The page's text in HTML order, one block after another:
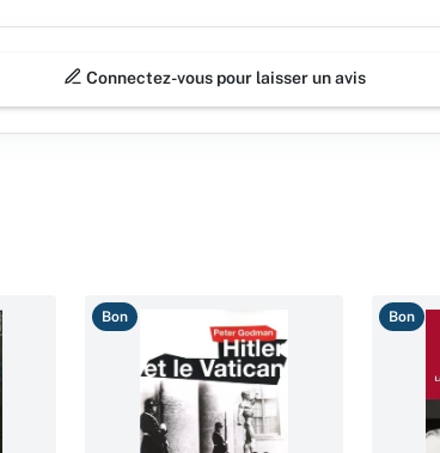
Connectez-vous pour laisser un avis
Bon Bon